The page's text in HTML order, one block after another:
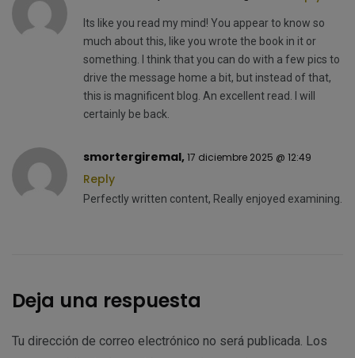
Its like you read my mind! You appear to know so
much about this, like you wrote the book in it or
something. I think that you can do with a few pics to
drive the message home a bit, but instead of that,
this is magnificent blog. An excellent read. I will
certainly be back.
smortergiremal,17 diciembre 2025 @ 12:49
Reply
Perfectly written content, Really enjoyed examining.
Deja una respuesta
Tu dirección de correo electrónico no será publicada. Los